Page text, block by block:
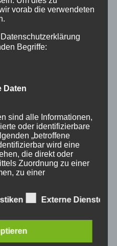
angebot Auszeit
event
gäste gästehaus
herbst herbsturlaub
März natur
vorab die verwendeten
Begriffe:
sind alle Informationen,
oder identifizierbare
„betroffene
wird eine
die direkt oder
Zuordnung zu einer
zu einer
mehreren
Ausdruck der
kulturellen oder
Person sind,
Externe Dienste